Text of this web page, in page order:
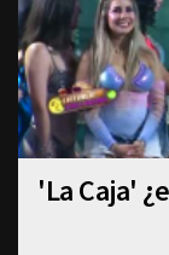
'La Caja'